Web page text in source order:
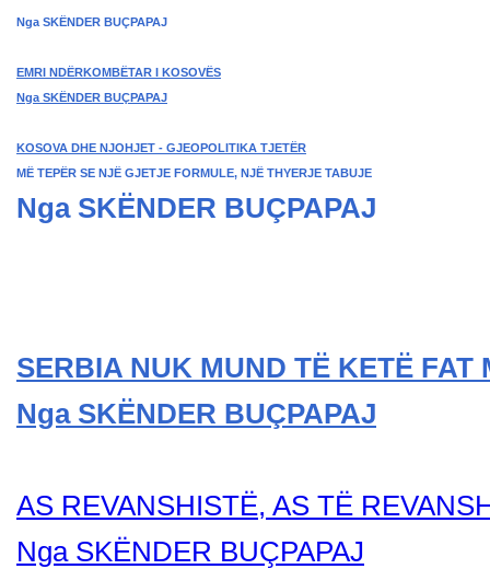
Nga SKËNDER BUÇPAPAJ
EMRI NDËRKOMBËTAR I KOSOVËS
Nga SKËNDER BUÇPAPAJ
KOSOVA DHE NJOHJET - GJEOPOLITIKA TJETËR
MË TEPËR SE NJË GJETJE FORMULE, NJË THYERJE TABUJE
Nga SKËNDER BUÇPAPAJ
SERBIA NUK MUND TË KETË FAT
Nga SKËNDER BUÇPAPAJ
AS REVANSHISTË, AS TË
Nga SKËNDER BUÇPAPAJ